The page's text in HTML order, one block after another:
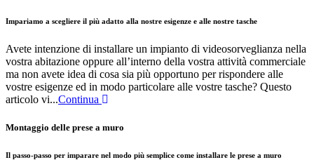
Impariamo a scegliere il più adatto alla nostre esigenze e alle nostre tasche
Avete intenzione di installare un impianto di videosorveglianza nella
vostra abitazione oppure all’interno della vostra attività commerciale
ma non avete idea di cosa sia più opportuno per rispondere alle
vostre esigenze ed in modo particolare alle vostre tasche? Questo
articolo vi...Continua
Montaggio delle prese a muro
Il passo-passo per imparare nel modo più semplice come installare le prese a muro